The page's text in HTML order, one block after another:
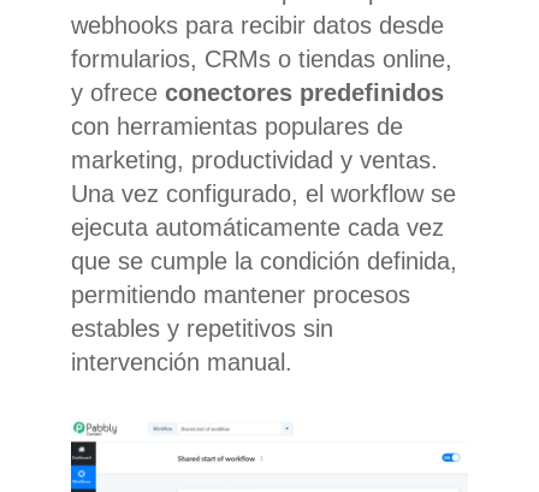
webhooks para recibir datos desde
formularios, CRMs o tiendas online,
y ofrece conectores predefinidos
con herramientas populares de
marketing, productividad y ventas.
Una vez configurado, el workflow se
ejecuta automáticamente cada vez
que se cumple la condición definida,
permitiendo mantener procesos
estables y repetitivos sin
intervención manual.